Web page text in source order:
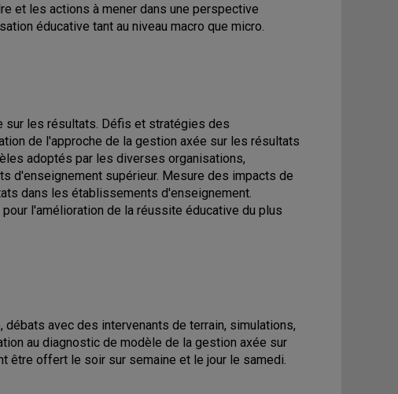
et les actions à mener dans une perspective
éducative tant au niveau macro que micro.
sur les résultats. Défis et stratégies des
de l'approche de la gestion axée sur les résultats
adoptés par les diverses organisations,
d'enseignement supérieur. Mesure des impacts de
dans les établissements d'enseignement.
l'amélioration de la réussite éducative du plus
avec des intervenants de terrain, simulations,
au diagnostic de modèle de la gestion axée sur
être offert le soir sur semaine et le jour le samedi.